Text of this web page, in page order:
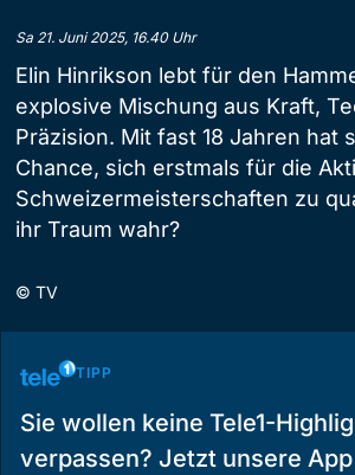
Sa 21. Juni 2025, 16.40 Uhr
Elin Hinrikson lebt für den
explosive Mischung aus Kraft,
Präzision. Mit fast 18 Jahren hat
Chance, sich erstmals für die
Schweizermeisterschaften zu
ihr Traum wahr?
© TV
TIPP
Sie wollen keine Tele1-
verpassen? Jetzt unsere App